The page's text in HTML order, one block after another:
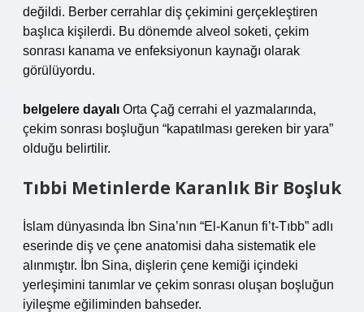
değildi. Berber cerrahlar diş çekimini gerçekleştiren
başlıca kişilerdi. Bu dönemde alveol soketi, çekim
sonrası kanama ve enfeksiyonun kaynağı olarak
görülüyordu.
belgelere dayalı Orta Çağ cerrahi el yazmalarında,
çekim sonrası boşluğun “kapatılması gereken bir yara”
olduğu belirtilir.
Tıbbi Metinlerde Karanlık Bir Boşluk
İslam dünyasında İbn Sina’nın “El-Kanun fi’t-Tıbb” adlı
eserinde diş ve çene anatomisi daha sistematik ele
alınmıştır. İbn Sina, dişlerin çene kemiği içindeki
yerleşimini tanımlar ve çekim sonrası oluşan boşluğun
iyileşme eğiliminden bahseder.